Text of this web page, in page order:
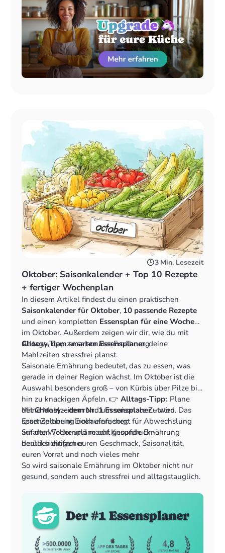
Choosy Premium (Euer Upgrade): Nie wieder Food
Waste! Mit der digitalen Vorratsverwaltung weiß die
App, welche Lagerware (Kartoffeln, Äpfel) ihr noch
habt und plant diese automatisch ein. Außerdem
erhaltet ihr Zugriff auf alle Premium-Rezepte und
spezielle Ernährungsweisen (ideal für Low Carb oder
High Protein) und könnt eure eigenen
Familienrezepte importieren.
3 Min. Lesezeit
Oktober: Saisonkalender + Top 10 Rezepte
+ fertiger Wochenplan
In diesem Artikel findest du einen praktischen
Saisonkalender für Oktober, 10 passende Rezepte
und einen kompletten Essensplan für eine Woche
im Oktober. Außerdem zeigen wir dir, wie du mit
Choosy, dem smarten Essensplaner, deine
Mahlzeiten stressfrei planst.
Alltags-Tipp zu saisonaler Ernährung
Saisonale Ernährung bedeutet, das zu essen, was
gerade in deiner Region wächst. Im Oktober ist die
Auswahl besonders groß – von Kürbis über Pilze bis
hin zu knackigen Äpfeln. 👉 Alltags-Tipp: Plane
deine Mahlzeiten rund um saisonale Zutaten. Das
spart Zeit beim Einkaufen, sorgt für Abwechslung
auf dem Teller und macht gesunde Ernährung
deutlich einfacher.
MitChoosy – dem Nr. 1 Essensplaner– wird
Essensplanung noch einfacher:
Smarte Wochenpläne auf Knopfdruck -
berücksichtigen euren Geschmack, Saisonalität,
euren Vorrat und noch vieles mehr
Rezepte von Social Media & Blogs importieren - alle
Rezepte an einem Ort, nie wieder suchen
was ihr noch da habt
So wird saisonale Ernährung im Oktober nicht nur
gesund, sondern auch stressfrei und alltagstauglich.